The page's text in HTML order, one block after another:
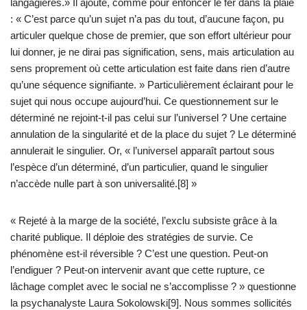
langagières.» Il ajoute, comme pour enfoncer le fer dans la plaie
: « C’est parce qu’un sujet n’a pas du tout, d’aucune façon, pu
articuler quelque chose de premier, que son effort ultérieur pour
lui donner, je ne dirai pas signification, sens, mais articulation au
sens proprement où cette articulation est faite dans rien d’autre
qu’une séquence signifiante. » Particulièrement éclairant pour le
sujet qui nous occupe aujourd’hui. Ce questionnement sur le
déterminé ne rejoint-t-il pas celui sur l’universel ? Une certaine
annulation de la singularité et de la place du sujet ? Le déterminé
annulerait le singulier. Or, « l’universel apparaît partout sous
l’espèce d’un déterminé, d’un particulier, quand le singulier
n’accède nulle part à son universalité.[8] »
« Rejeté à la marge de la société, l’exclu subsiste grâce à la
charité publique. Il déploie des stratégies de survie. Ce
phénomène est-il réversible ? C’est une question. Peut-on
l’endiguer ? Peut-on intervenir avant que cette rupture, ce
lâchage complet avec le social ne s’accomplisse ? » questionne
la psychanalyste Laura Sokolowski[9]. Nous sommes sollicités